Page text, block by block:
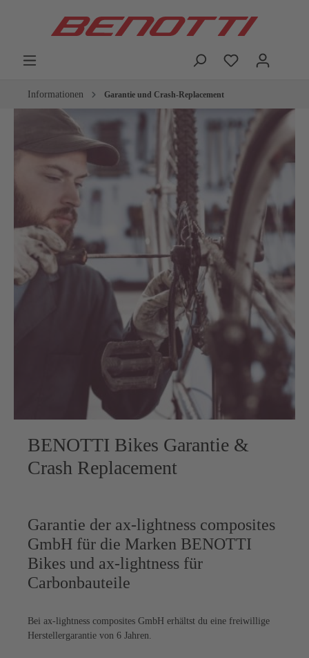
Informationen Garantie und Crash-Replacement
BENOTTI Bikes Garantie &
Crash Replacement
Garantie der ax-lightness composites
GmbH für die Marken BENOTTI
Bikes und ax-lightness für
Carbonbauteile
Bei ax-lightness composites GmbH erhältst du eine freiwillige
Herstellergarantie von 6 Jahren.